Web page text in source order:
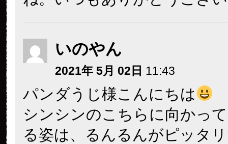
いのやん
2021年 5月 02日 11:43
パンダうじ様こんにちは
シンシンのこちらに向かっ
る姿は、るんるんがピッタ